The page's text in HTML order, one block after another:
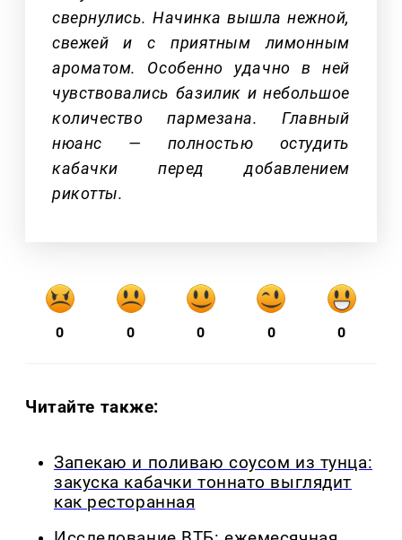
свернулись. Начинка вышла нежной,
свежей и с приятным лимонным
ароматом. Особенно удачно в ней
чувствовались базилик и небольшое
количество пармезана. Главный
нюанс — полностью остудить
кабачки перед добавлением
рикотты.
0 0 0 0 0
Читайте также:
Запекаю и поливаю соусом из тунца:
закуска кабачки тоннато выглядит
как ресторанная